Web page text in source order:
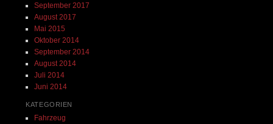
September 2017
August 2017
Mai 2015
Oktober 2014
September 2014
August 2014
Juli 2014
Juni 2014
KATEGORIEN
Fahrzeug